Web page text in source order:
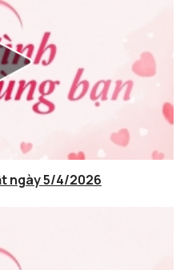
ngày 5/4/2026